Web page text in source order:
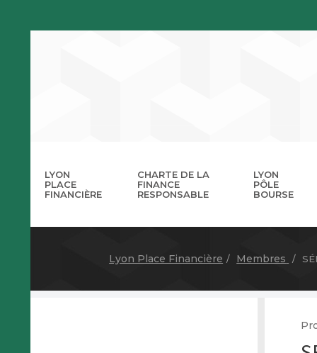
LYON
PLACE
FINANCIÈRE
La
CHARTE DE LA
FINANCE
RESPONSABLE
LYON
PÔLE
BOURSE
Lyon Place Financière Membres